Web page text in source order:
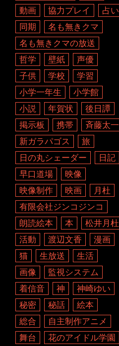
動画
協力プレイ
占い
同期
名も無きクマ
名も無きクマの放送
哲学
壁紙
声優
子供
学校
学習
小学一年生
小学館
小説
年賀状
後日譚
掲示板
携帯
斉藤太一
新ガラパゴス
旅
日の丸シェーダー
日記
早口道場
映像
映像制作
映画
月杜
有限会社ジンコジンコ
朗読絵本
本
松井月杜
活動
渡辺文香
漫画
猫
生放送
生活
画像
監視システム
着信音
神
神崎ゆい
秘密
秘話
絵本
総合
自主制作アニメ
舞台
花のアイドル学園